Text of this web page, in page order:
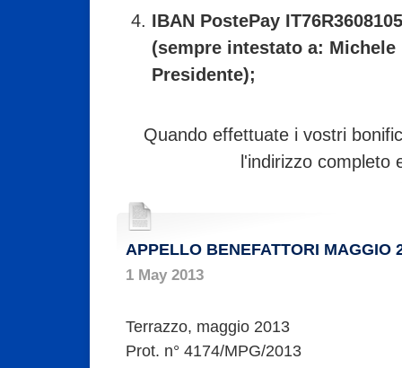
IBAN PostePay
(sempre intestato a: Michele
Presidente);
Quando effettuate i vostri
l'indirizzo completo
APPELLO BENEFATTORI MAGGIO
1 May 2013
Terrazzo, maggio 2013
Prot. n° 4174/MPG/2013